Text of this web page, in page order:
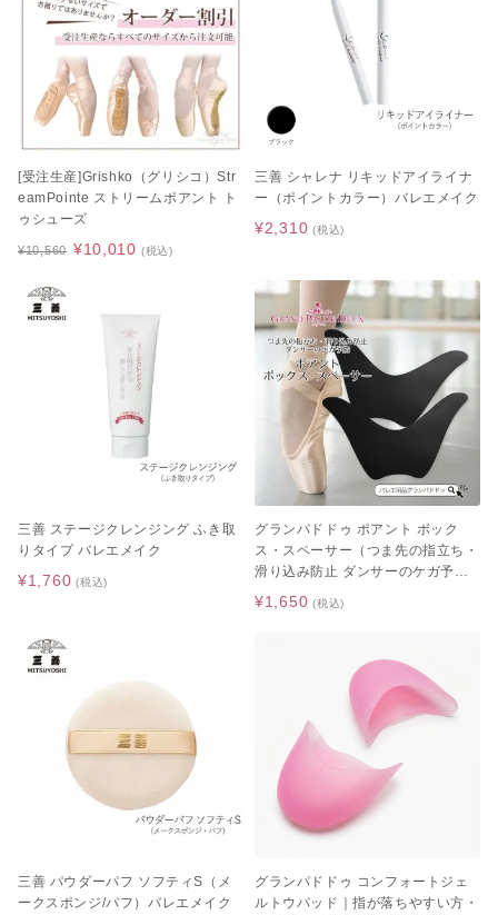
[受注生産]Grishko（グリシコ）Str
eamPointe ストリームポアント ト
ゥシューズ
¥10,560 ¥10,010 (税込)
三善 シャレナ リキッドアイライナ
ー（ポイントカラー）バレエメイク
¥2,310 (税込)
三善 ステージクレンジング ふき取
りタイプ バレエメイク
¥1,760 (税込)
グランパドドゥ ポアント ボック
ス・スペーサー（つま先の指立ち・
滑り込み防止 ダンサーのケガ予
防）
¥1,650 (税込)
三善 パウダーパフ ソフティS（メ
ークスポンジ/パフ）バレエメイク
グランパドドゥ コンフォートジェ
ルトウパッド｜指が落ちやすい方・